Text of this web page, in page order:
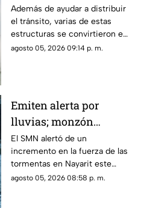
llena de glorietas? Esta
es la razón
Además de ayudar a distribuir
el tránsito, varias de estas
estructuras se convirtieron en
símbolos de la ciudad y puntos
agosto 05, 2026 09:14 p. m.
Emiten alerta por
lluvias; monzón
mexicano intensificará
las tormentas en
Nayarit
El SMN alertó de un
incremento en la fuerza de las
tormentas en Nayarit este
jueves 6 de agosto
agosto 05, 2026 08:58 p. m.